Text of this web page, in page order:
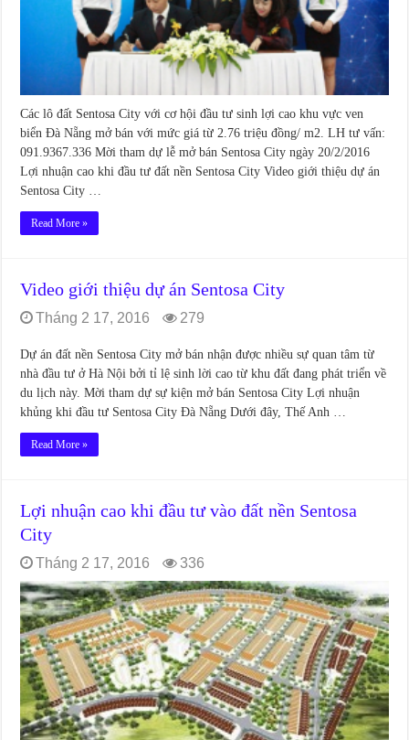
Các lô đất Sentosa City với cơ hội đầu tư sinh lợi cao khu vực ven
biển Đà Nẵng mở bán với mức giá từ 2.76 triệu đồng/ m2. LH tư vấn:
091.9367.336 Mời tham dự lễ mở bán Sentosa City ngày 20/2/2016
Lợi nhuận cao khi đầu tư đất nền Sentosa City Video giới thiệu dự án
Sentosa City …
Read More »
Video giới thiệu dự án Sentosa City
Tháng 2 17, 2016 279
Dự án đất nền Sentosa City mở bán nhận được nhiều sự quan tâm từ
nhà đầu tư ở Hà Nội bởi tỉ lệ sinh lời cao từ khu đất đang phát triển về
du lịch này. Mời tham dự sự kiện mở bán Sentosa City Lợi nhuận
khủng khi đầu tư Sentosa City Đà Nẵng Dưới đây, Thế Anh …
Read More »
Lợi nhuận cao khi đầu tư vào đất nền Sentosa
City
Tháng 2 17, 2016 336